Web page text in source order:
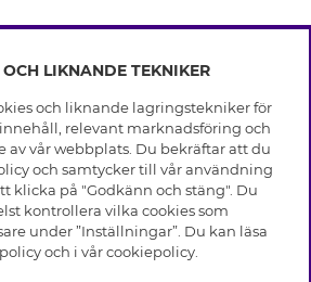
crossbody-väskan till den eleganta
världen av damväskor, med fokus på
som passar just dig.
det en mängd olika stilar att välja
är en tidlös klassiker som passar till allt,
lyfta en sommaroutfit till nya höjder.
mer färgglatt, är en grön väska ett
INFO
Leverans
Villkor
Integritetspolicy
Cookies
Medlemsvillkor
Jobba hos Glitter
Återkallelse
OM GLITTER
Black Friday
Våra butiker
Varumärken
Företagshistoria
HJÄLP
Vanliga frågor
Kundservice
LIKNANDE TEKNIKER
och liknande lagringstekniker för
relevant marknadsföring och
av vår webbplats. Du bekräftar att du
och samtycker till vår användning
klicka på "Godkänn och stäng". Du
kontrollera vilka cookies som
under ”Inställningar”. Du kan läsa
och i vårcookiepolicy